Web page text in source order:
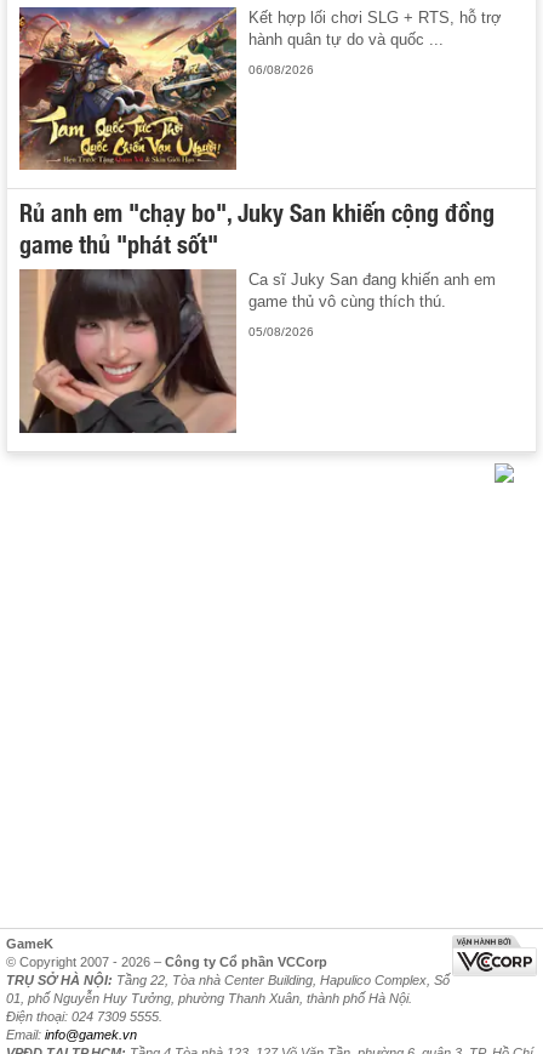
Kết hợp lối chơi SLG + RTS, hỗ trợ
hành quân tự do và quốc ...
06/08/2026
Rủ anh em "chạy bo", Juky San khiến cộng đồng
game thủ "phát sốt"
Ca sĩ Juky San đang khiến anh em
game thủ vô cùng thích thú.
05/08/2026
GameK
© Copyright 2007 - 2026 – Công ty Cổ phần VCCorp
TRỤ SỞ HÀ NỘI: Tầng 22, Tòa nhà Center Building, Hapulico Complex, Số
01, phố Nguyễn Huy Tưởng, phường Thanh Xuân, thành phố Hà Nội.
Điện thoại: 024 7309 5555.
Email: info@gamek.vn